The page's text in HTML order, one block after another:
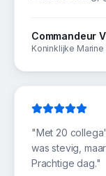
Commandeur
Koninklijke Marine
"Met 20
was stevig,
Prachtige dag."